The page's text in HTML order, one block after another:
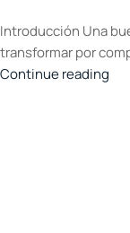
Introducción Una
transformar por
Continue reading